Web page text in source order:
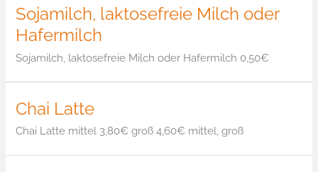
Sojamilch, laktosefreie Milch oder
Hafermilch
Sojamilch, laktosefreie Milch oder Hafermilch 0,50€
Chai Latte
Chai Latte mittel 3,80€ groß 4,60€ mittel, groß